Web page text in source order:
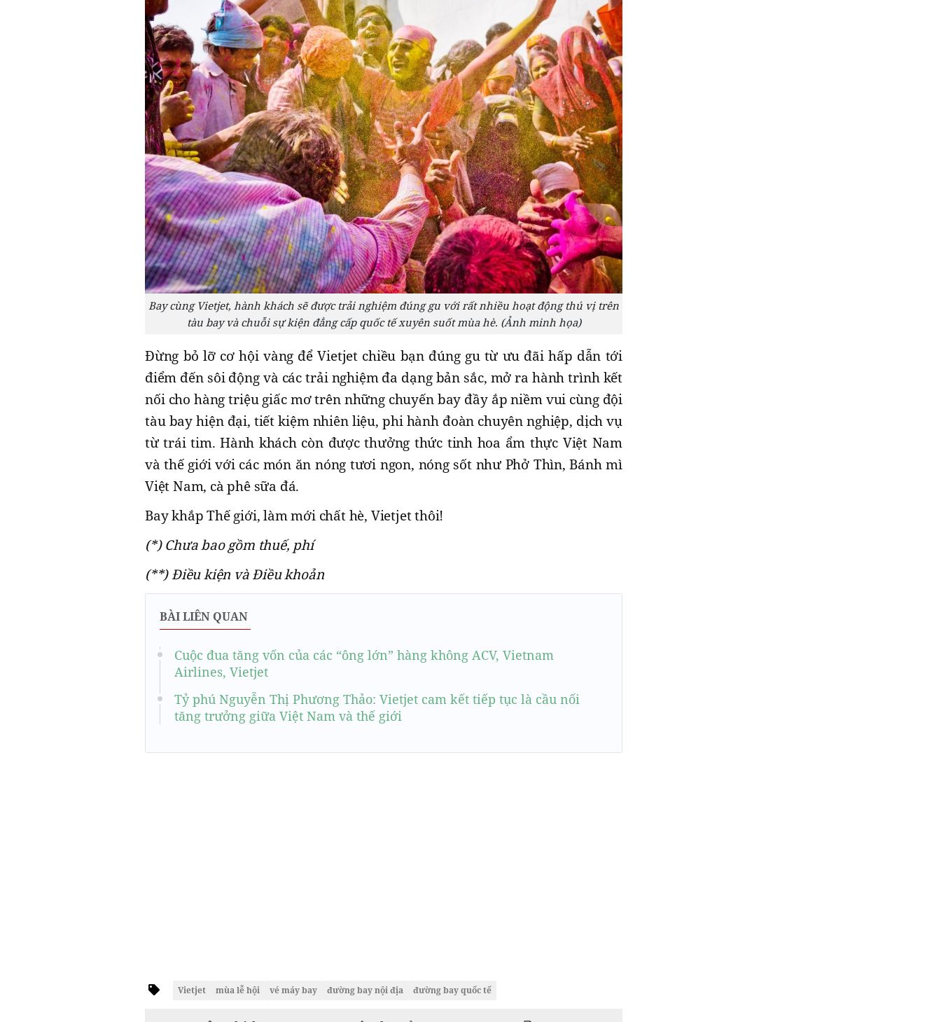
Bay cùng Vietjet, hành khách sẽ được trải nghiệm đúng gu với rất nhiều hoạt động thú vị trên
tàu bay và chuỗi sự kiện đẳng cấp quốc tế xuyên suốt mùa hè. (Ảnh minh họa)
Đừng bỏ lỡ cơ hội vàng để Vietjet chiều bạn đúng gu từ ưu đãi hấp dẫn tới
điểm đến sôi động và các trải nghiệm đa dạng bản sắc, mở ra hành trình kết
nối cho hàng triệu giấc mơ trên những chuyến bay đầy ắp niềm vui cùng đội
tàu bay hiện đại, tiết kiệm nhiên liệu, phi hành đoàn chuyên nghiệp, dịch vụ
từ trái tim. Hành khách còn được thưởng thức tinh hoa ẩm thực Việt Nam
và thế giới với các món ăn nóng tươi ngon, nóng sốt như Phở Thìn, Bánh mì
Việt Nam, cà phê sữa đá.
Bay khắp Thế giới, làm mới chất hè, Vietjet thôi!
(*) Chưa bao gồm thuế, phí
(**) Điều kiện và Điều khoản
BÀI LIÊN QUAN
Cuộc đua tăng vốn của các “ông lớn” hàng không ACV, Vietnam
Airlines, Vietjet
Tỷ phú Nguyễn Thị Phương Thảo: Vietjet cam kết tiếp tục là cầu nối
tăng trưởng giữa Việt Nam và thế giới
Vietjet mùa lễ hội vé máy bay đường bay nội địa đường bay quốc tế